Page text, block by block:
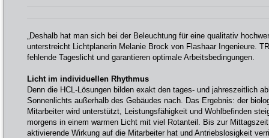
„Deshalb hat man sich bei der Beleuchtung für eine qualitativ
unterstreicht Lichtplanerin Melanie Brock von Flashaar Ingenieure.
fehlende Tageslicht und garantieren optimale Arbeitsbedingungen.
Licht im individuellen Rhythmus
Denn die HCL-Lösungen bilden exakt den tages- und jahreszeitlich
Sonnenlichts außerhalb des Gebäudes nach. Das Ergebnis: der
Mitarbeiter wird unterstützt, Leistungsfähigkeit und Wohlbefinden
morgens in einem warmen Licht mit viel Rotanteil. Bis zur
aktivierende Wirkung auf die Mitarbeiter hat und Antriebslosigkeit